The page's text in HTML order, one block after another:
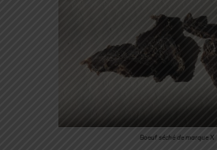
Boeuf séché de marque X